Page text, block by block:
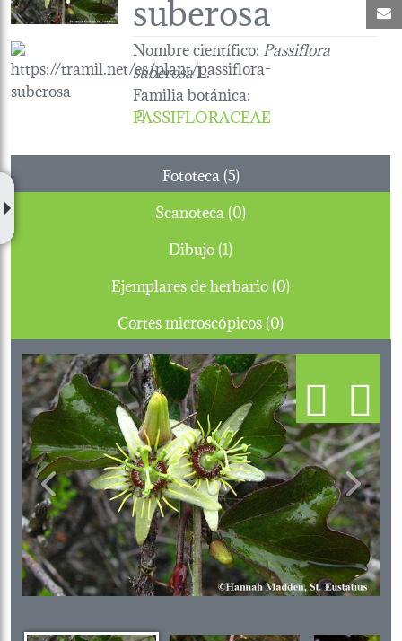
Nombre científico: Passiflora
suberosaL.
Familia botánica:
PASSIFLORACEAE
Fototeca (5)
Scanoteca (0)
Dibujo (1)
Ejemplares de herbario (0)
Cortes microscópicos (0)
Previous Next